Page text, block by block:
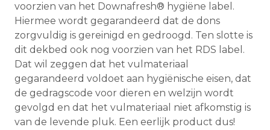
voorzien van het Downafresh® hygiëne label.
Hiermee wordt gegarandeerd dat de dons
zorgvuldig is gereinigd en gedroogd. Ten slotte is
dit dekbed ook nog voorzien van het RDS label.
Dat wil zeggen dat het vulmateriaal
gegarandeerd voldoet aan hygiënische eisen, dat
de gedragscode voor dieren en welzijn wordt
gevolgd en dat het vulmateriaal niet afkomstig is
van de levende pluk. Een eerlijk product dus!